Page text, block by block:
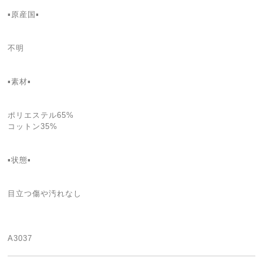
▪️原産国▪
不明
▪️素材▪
ポリエステル65%
コットン35%
▪️状態▪️
目立つ傷や汚れなし
A3037